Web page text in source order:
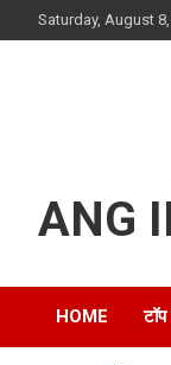
to
Saturday, August
ANG
HOME